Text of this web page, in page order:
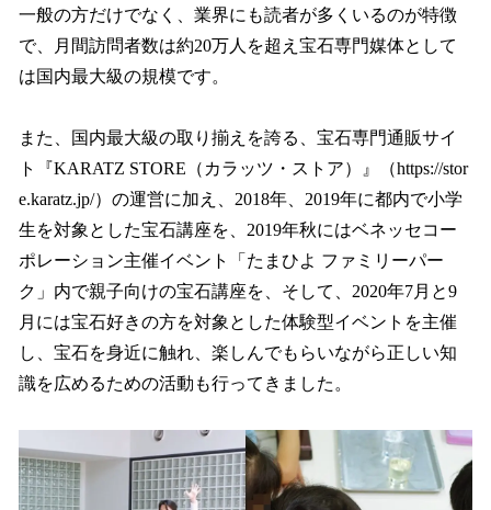
一般の方だけでなく、業界にも読者が多くいるのが特徴
で、月間訪問者数は約20万人を超え宝石専門媒体として
は国内最大級の規模です。
また、国内最大級の取り揃えを誇る、宝石専門通販サイ
ト『KARATZ STORE（カラッツ・ストア）』（https://stor
e.karatz.jp/）の運営に加え、2018年、2019年に都内で小学
生を対象とした宝石講座を、2019年秋にはベネッセコー
ポレーション主催イベント「たまひよ ファミリーパー
ク」内で親子向けの宝石講座を、そして、2020年7月と9
月には宝石好きの方を対象とした体験型イベントを主催
し、宝石を身近に触れ、楽しんでもらいながら正しい知
識を広めるための活動も行ってきました。